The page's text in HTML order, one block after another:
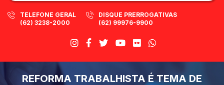
TELEFONE GERAL
(62) 3238-2000
DISQUE PRERROGATIVAS
(62) 99976-9900
REFORMA TRABALHISTA É TEMA DE